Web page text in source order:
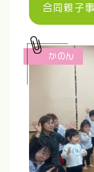
合同親子
かのん